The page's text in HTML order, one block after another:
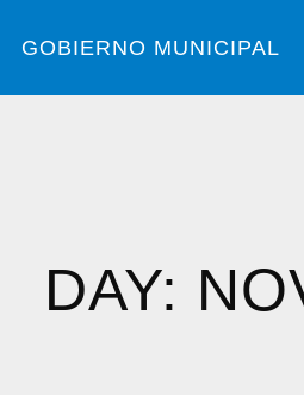
GOBIERNO MUNICIPAL
DAY: